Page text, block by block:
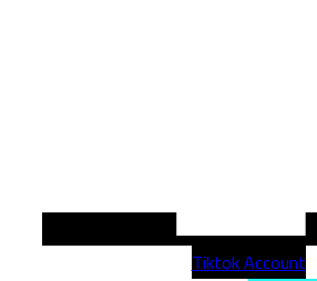
Tiktok Account